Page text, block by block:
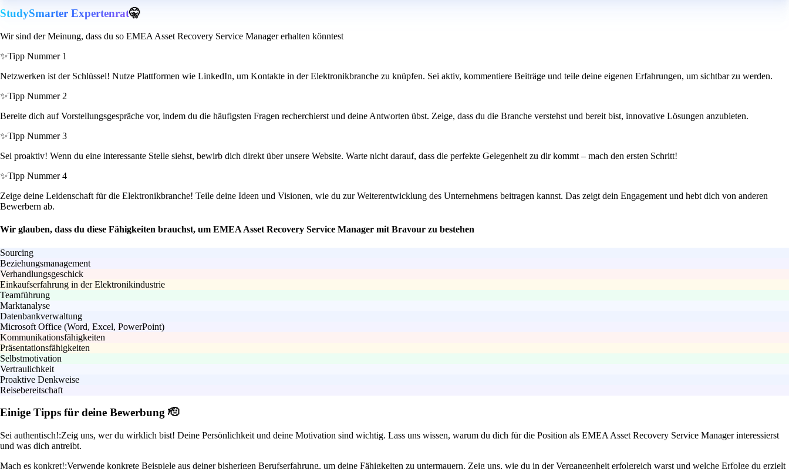
StudySmarter Expertenrat🤫
Wir sind der Meinung, dass du so EMEA Asset Recovery Service Manager erhalten könntest
✨Tipp Nummer 1
Netzwerken ist der Schlüssel! Nutze Plattformen wie LinkedIn, um Kontakte in der Elektronikbranche zu knüpfen. Sei aktiv, kommentiere Beiträge und teile deine eigenen Erfahrungen, um sichtbar zu werden.
✨Tipp Nummer 2
Bereite dich auf Vorstellungsgespräche vor, indem du die häufigsten Fragen recherchierst und deine Antworten übst. Zeige, dass du die Branche verstehst und bereit bist, innovative Lösungen anzubieten.
✨Tipp Nummer 3
Sei proaktiv! Wenn du eine interessante Stelle siehst, bewirb dich direkt über unsere Website. Warte nicht darauf, dass die perfekte Gelegenheit zu dir kommt – mach den ersten Schritt!
✨Tipp Nummer 4
Zeige deine Leidenschaft für die Elektronikbranche! Teile deine Ideen und Visionen, wie du zur Weiterentwicklung des Unternehmens beitragen kannst. Das zeigt dein Engagement und hebt dich von anderen
Bewerbern ab.
Wir glauben, dass du diese Fähigkeiten brauchst, um EMEA Asset Recovery Service Manager mit Bravour zu bestehen
Sourcing
Beziehungsmanagement
Verhandlungsgeschick
Einkaufserfahrung in der Elektronikindustrie
Teamführung
Marktanalyse
Datenbankverwaltung
Microsoft Office (Word, Excel, PowerPoint)
Kommunikationsfähigkeiten
Präsentationsfähigkeiten
Selbstmotivation
Vertraulichkeit
Proaktive Denkweise
Reisebereitschaft
Einige Tipps für deine Bewerbung 🫡
Sei authentisch!:Zeig uns, wer du wirklich bist! Deine Persönlichkeit und deine Motivation sind wichtig. Lass uns wissen, warum du dich für die Position als EMEA Asset Recovery Service Manager interessierst
und was dich antreibt.
Mach es konkret!:Verwende konkrete Beispiele aus deiner bisherigen Berufserfahrung, um deine Fähigkeiten zu untermauern. Zeig uns, wie du in der Vergangenheit erfolgreich warst und welche Erfolge du erzielt